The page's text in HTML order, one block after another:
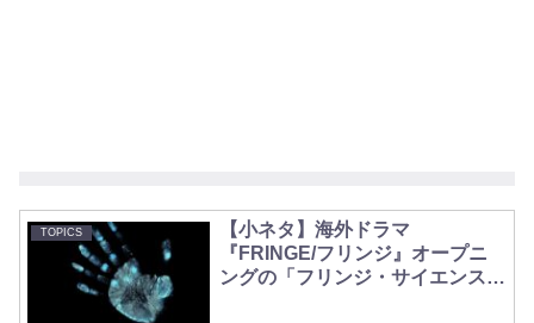
TOPICS
【小ネタ】海外ドラマ
『FRINGE/フリンジ』オープニ
ングの「フリンジ・サイエンス」